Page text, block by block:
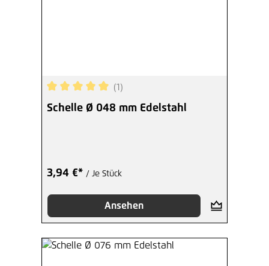
Durchschnittliche Bewertung von 5 von 5
(1)
Schelle Ø 048 mm Edelstahl
3,94 €* / Je Stück
Ansehen